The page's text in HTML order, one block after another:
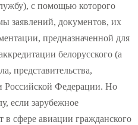
с помощью которого
заявлений, документов, их
предназначенной для
белорусского (а
представительства,
Российской Федерации. Но
если зарубежное
в сфере авиации гражданского